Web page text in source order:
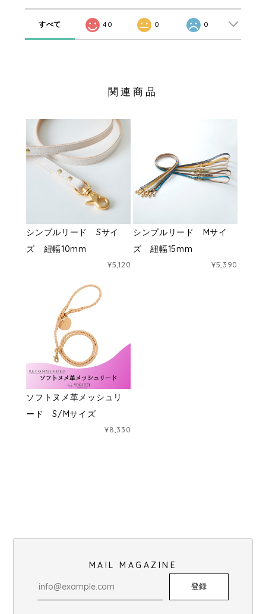
すべて 40 0 0
関連商品
シンプルリード Sサイ
ズ 紐幅10mm
¥5,120
シンプルリード Mサイ
ズ 紐幅15mm
¥5,390
ソフトヌメ革メッシュリ
ード S/Mサイズ
¥8,330
MAIL MAGAZINE
登録